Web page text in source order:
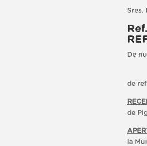
Sres.
De
de
de
la